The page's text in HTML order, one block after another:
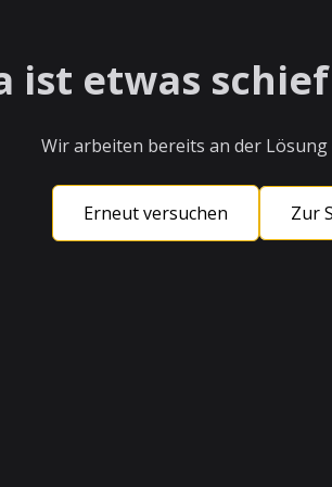
ist etwas
Wir arbeiten bereits an der Lösung
Erneut versuchen Zur